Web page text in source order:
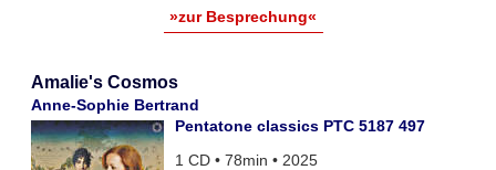
»zur Besprechung«
Amalie's Cosmos
Anne-Sophie Bertrand
Pentatone classics PTC 5187 497
1 CD • 78min • 2025